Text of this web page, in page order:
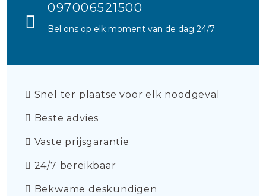
097006521500
Bel ons op elk moment van de dag 24/7
Snel ter plaatse voor elk noodgeval
Beste advies
Vaste prijsgarantie
24/7 bereikbaar
Bekwame deskundigen